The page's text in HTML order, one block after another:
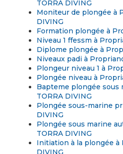
TORRA DIVING
Moniteur de plongée à
DIVING
Formation plongée à
Niveau 1 ffessm à
Diplome plongée à
Niveaux padi à
Plongeur niveau 1 à
Plongée niveau à
Bapteme plongée sous
TORRA DIVING
Plongée sous-marine
DIVING
Plongée sous marine
TORRA DIVING
Initiation à la plongée à
DIVING